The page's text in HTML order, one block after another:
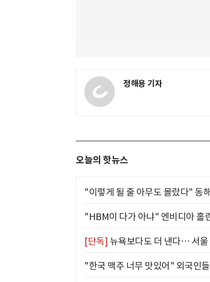
정해용 기자
오늘의 핫뉴스
"이렇게 될 줄 아무도 몰랐다" 동
"HBM이 다가 아냐" 엔비디아 홀
[단독] 뉴욕보다도 더 낸다… 서
"한국 맥주 너무 맛있어" 외국인